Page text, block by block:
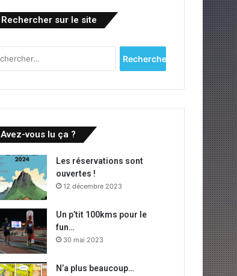
Rechercher sur le site
h
r
:
Avez-vous lu ça ?
Les réservations sont
ouvertes !
12 décembre 2023
Un p’tit 100kms pour le
fun…
30 mai 2023
N’a plus beaucoup…